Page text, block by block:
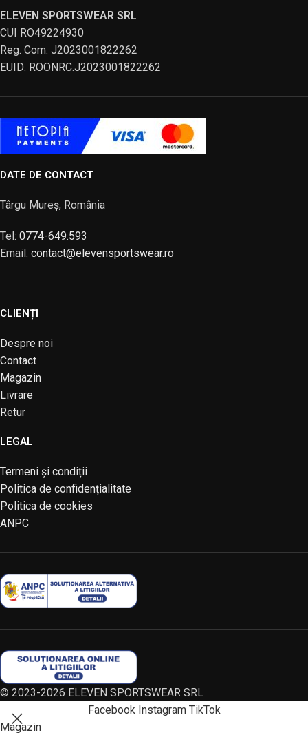
ELEVEN SPORTSWEAR SRL
CUI RO49224930
Reg. Com. J2023001822262
EUID: ROONRC.J2023001822262
DATE DE CONTACT
Târgu Mureș, România
Tel: 0774-649.593
Email: contact@elevensportswear.ro
CLIENȚI
Despre noi
Contact
Magazin
Livrare
Retur
LEGAL
Termeni și condiții
Politica de confidențialitate
Politica de cookies
ANPC
© 2023-2026 ELEVEN SPORTSWEAR SRL
Facebook Instagram TikTok
Magazin